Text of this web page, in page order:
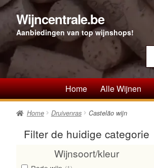
Ga
door
naar
navigatie
Ga
direct
naar
Wijncentrale.be
Aanbiedingen van top wijnshops!
Home Alle Wijnen
Home Druivenras Castelão wijn
Filter de huidige categorie
Wijnsoort/kleur